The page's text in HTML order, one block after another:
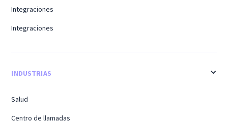
Integraciones
Integraciones
INDUSTRIAS
Salud
Centro de llamadas